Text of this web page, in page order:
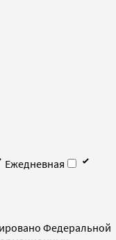
Ежедневная
Федеральной